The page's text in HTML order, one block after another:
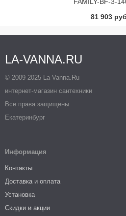
81 903
LA-VANNA.RU
© 2009-2025 La-Vanna.Ru
интернет-магазин сантехники
Все права защищены
Екатеринбург
Информация
Контакты
Доставка и оплата
Установка
Скидки и акции